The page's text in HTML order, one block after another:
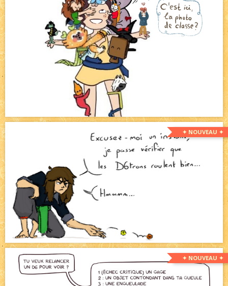
✦ NOUVEAU ✦
✦ NOUVEAU ✦